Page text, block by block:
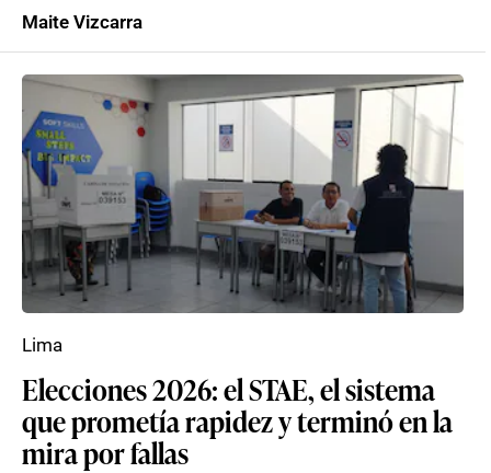
Maite Vizcarra
Elecciones 2026: el STAE, el sistema
que prometía rapidez y terminó en la
mira por fallas
Lima